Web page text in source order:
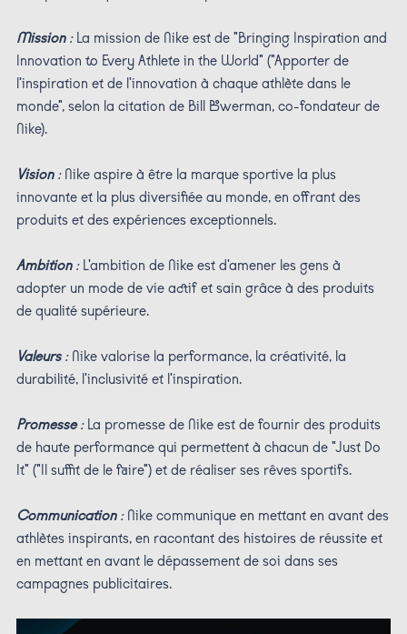
Mission:La mission de Nike est de "Bringing Inspiration and
Innovation to Every Athlete in the World" ("Apporter de
l'inspiration et de l'innovation à chaque athlète dans le
monde", selon la citation de Bill Bowerman, co-fondateur de
Nike).
Vision:Nike aspire à être la marque sportive la plus
innovante et la plus diversifiée au monde, en offrant des
produits et des expériences exceptionnels.
Ambition:L'ambition de Nike est d'amener les gens à
adopter un mode de vie actif et sain grâce à des produits
de qualité supérieure.
Valeurs:Nike valorise la performance, la créativité, la
durabilité, l'inclusivité et l'inspiration.
Promesse:La promesse de Nike est de fournir des produits
de haute performance qui permettent à chacun de "Just Do
It" ("Il suffit de le faire") et de réaliser ses rêves sportifs.
Communication :Nike communique en mettant en avant des
athlètes inspirants, en racontant des histoires de réussite et
en mettant en avant le dépassement de soi dans ses
campagnes publicitaires.